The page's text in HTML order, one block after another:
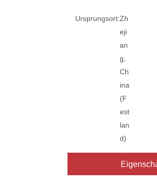
Ursprungsort:Zh
eji
an
g,
Ch
ina
(F
est
lan
d)